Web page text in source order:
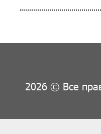
2026 © Все